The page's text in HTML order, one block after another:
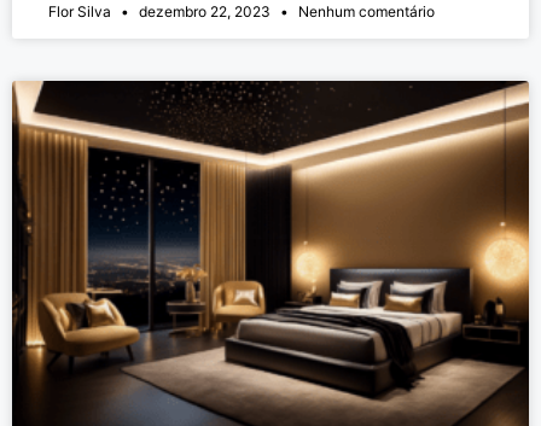
Flor Silva dezembro 22, 2023 Nenhum comentário